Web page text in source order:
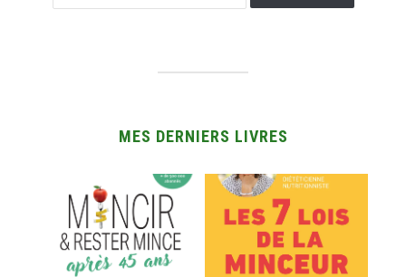
MES DERNIERS LIVRES